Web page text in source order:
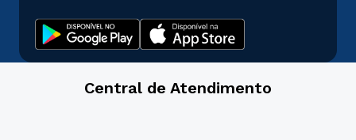
Central de Atendimento